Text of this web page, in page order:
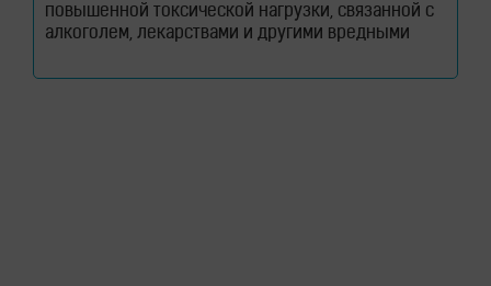
повышенной токсической нагрузки, связанной с
алкоголем, лекарствами и другими вредными
способствует снижению оксидативного стресса и